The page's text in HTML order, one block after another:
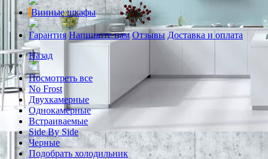
Винные шкафы
Гарантия Напишите нам Отзывы Доставка и оплата
Назад
Посмотреть все
No Frost
Двухкамерные
Однокамерные
Встраиваемые
Side By Side
Черные
Подобрать холодильник